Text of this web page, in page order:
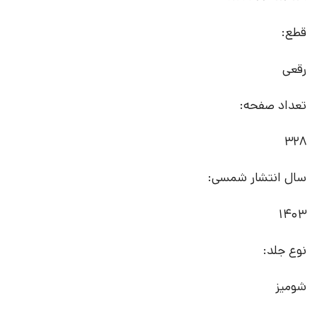
قطع:
رقعی
تعداد صفحه:
328
سال انتشار شمسی:
1403
نوع جلد:
شومیز